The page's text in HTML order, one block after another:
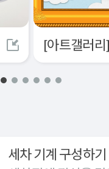
세차 기계 구성하기